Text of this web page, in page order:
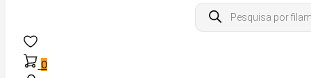
Products
search
0